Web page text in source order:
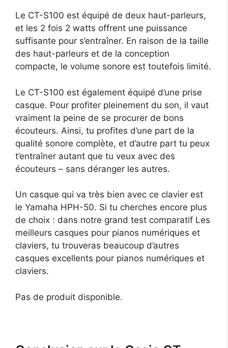
Le CT-S100 est équipé de deux haut-parleurs,
et les 2 fois 2 watts offrent une puissance
suffisante pour s’entraîner. En raison de la taille
des haut-parleurs et de la conception
compacte, le volume sonore est toutefois limité.
Le CT-S100 est également équipé d’une prise
casque. Pour profiter pleinement du son, il vaut
vraiment la peine de se procurer de bons
écouteurs. Ainsi, tu profites d’une part de la
qualité sonore complète, et d’autre part tu peux
t’entraîner autant que tu veux avec des
écouteurs – sans déranger les autres.
Un casque qui va très bien avec ce clavier est
le Yamaha HPH-50. Si tu cherches encore plus
de choix : dans notre grand test comparatif Les
meilleurs casques pour pianos numériques et
claviers, tu trouveras beaucoup d’autres
casques excellents pour pianos numériques et
claviers.
Pas de produit disponible.